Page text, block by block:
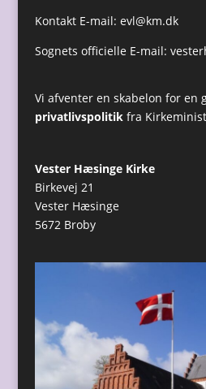
Kontakt E-mail: evl@km.dk
Sognets officielle E-mail:
Vi afventer en skabelon for en
privatlivspolitikfra
Vester Hæsinge Kirke
Birkevej 21
Vester Hæsinge
5672 Broby